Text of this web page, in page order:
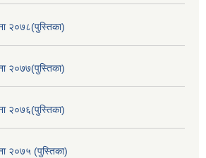
२०७८(पुस्तिका)
२०७७(पुस्तिका)
२०७६(पुस्तिका)
२०७५ (पुस्तिका)